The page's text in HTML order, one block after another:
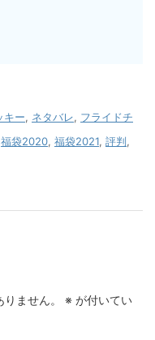
キー, ネタバレ, フライドチ
福袋2020, 福袋2021, 評判,
ません。 ※ が付いてい